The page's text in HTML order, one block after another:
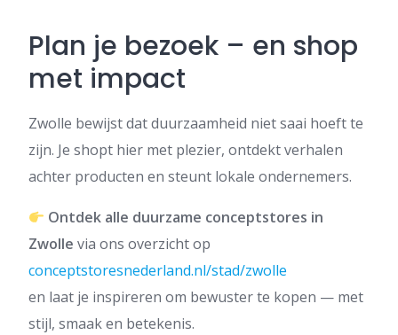
Plan je bezoek – en shop
met impact
Zwolle bewijst dat duurzaamheid niet saai hoeft te
zijn. Je shopt hier met plezier, ontdekt verhalen
achter producten en steunt lokale ondernemers.
Ontdek alle duurzame conceptstores in
Zwolle via ons overzicht op
conceptstoresnederland.nl/stad/zwolle
en laat je inspireren om bewuster te kopen — met
stijl, smaak en betekenis.